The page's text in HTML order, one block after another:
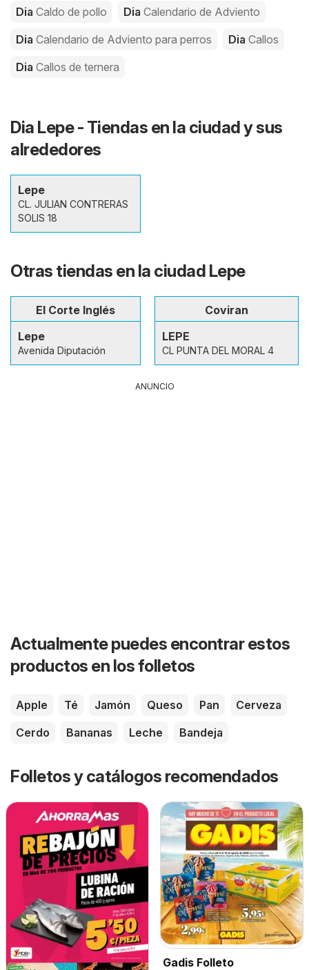
Dia Caldo de pollo Dia Calendario de Adviento
Dia Calendario de Adviento para perros Dia Callos
Dia Callos de ternera
Dia Lepe - Tiendas en la ciudad y sus
alrededores
Lepe
CL. JULIAN CONTRERAS
SOLIS 18
Otras tiendas en la ciudad Lepe
El Corte Inglés
Lepe
Avenida Diputación
Coviran
LEPE
CL PUNTA DEL MORAL 4
ANUNCIO
Actualmente puedes encontrar estos
productos en los folletos
Apple Té Jamón Queso Pan
Cerveza
Cerdo
Bananas Leche Bandeja
Folletos y catálogos recomendados
Gadis Folleto